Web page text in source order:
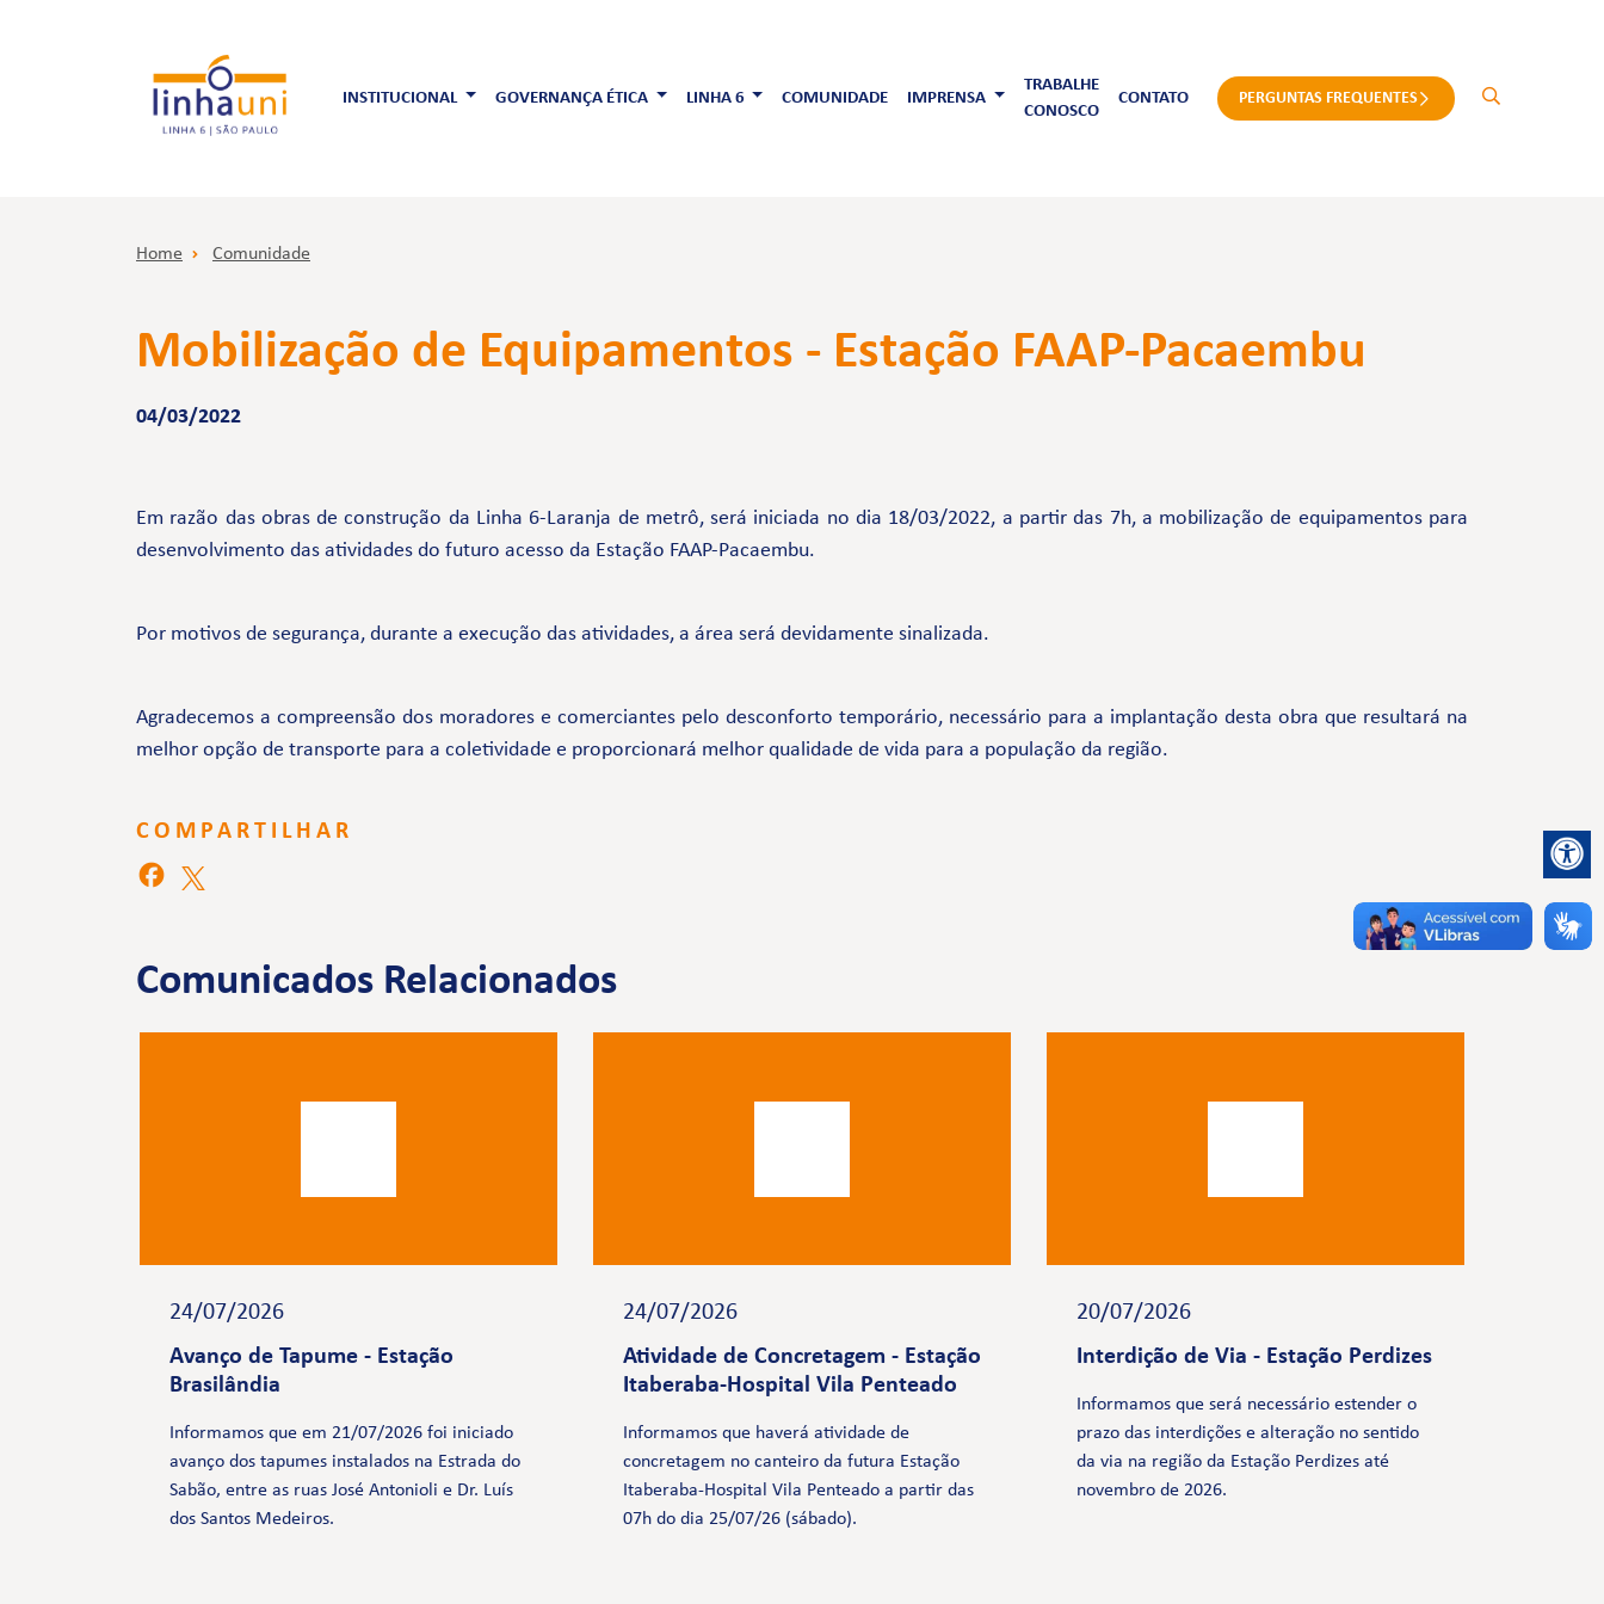
INSTITUCIONAL GOVERNANÇA ÉTICA LINHA 6 COMUNIDADE IMPRENSA
TRABALHE
CONOSCO
CONTATO PERGUNTAS FREQUENTES
Home Comunidade
Mobilização de Equipamentos - Estação FAAP-Pacaembu
04/03/2022
Em razão das obras de construção da Linha 6-Laranja de metrô, será iniciada no dia 18/03/2022, a partir das 7h, a mobilização de equipamentos para
desenvolvimento das atividades do futuro acesso da Estação FAAP-Pacaembu.
Por motivos de segurança, durante a execução das atividades, a área será devidamente sinalizada.
Agradecemos a compreensão dos moradores e comerciantes pelo desconforto temporário, necessário para a implantação desta obra que resultará na
melhor opção de transporte para a coletividade e proporcionará melhor qualidade de vida para a população da região.
COMPARTILHAR
Comunicados Relacionados
24/07/2026
Avanço de Tapume - Estação
Brasilândia
Informamos que em 21/07/2026 foi iniciado
avanço dos tapumes instalados na Estrada do
Sabão, entre as ruas José Antonioli e Dr. Luís
dos Santos Medeiros.
24/07/2026
Atividade de Concretagem - Estação
Itaberaba-Hospital Vila Penteado
Informamos que haverá atividade de
concretagem no canteiro da futura Estação
Itaberaba-Hospital Vila Penteado a partir das
07h do dia 25/07/26 (sábado).
20/07/2026
Interdição de Via - Estação Perdizes
Informamos que será necessário estender o
prazo das interdições e alteração no sentido
da via na região da Estação Perdizes até
novembro de 2026.